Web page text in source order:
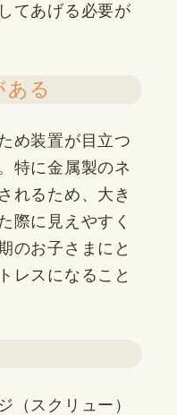
てあげる必要が
ある
め装置が目立つ
特に金属製のネ
れるため、大き
際に見えやすく
のお子さまにと
レスになること
（スクリュー）